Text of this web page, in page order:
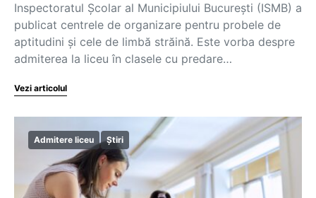
Inspectoratul Școlar al Municipiului București (ISMB) a
publicat centrele de organizare pentru probele de
aptitudini și cele de limbă străină. Este vorba despre
admiterea la liceu în clasele cu predare…
Vezi articolul
Admitere liceu Știri